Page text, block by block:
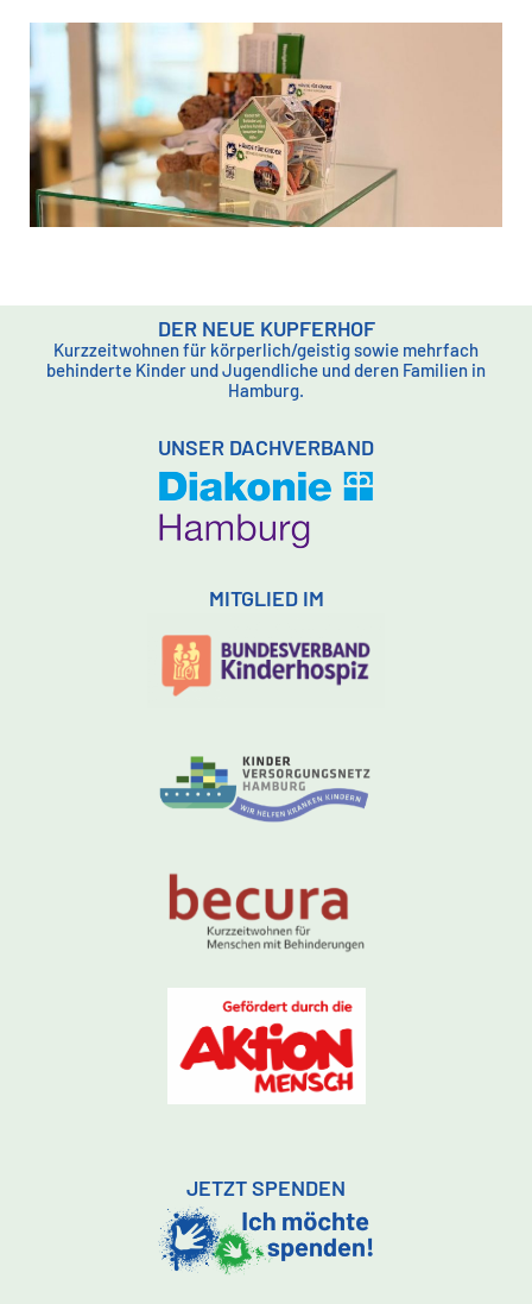
DER NEUE KUPFERHOF
Kurzzeitwohnen für körperlich/geistig sowie mehrfach
behinderte Kinder und Jugendliche und deren Familien in
Hamburg.
UNSER DACHVERBAND
MITGLIED IM
JETZT SPENDEN